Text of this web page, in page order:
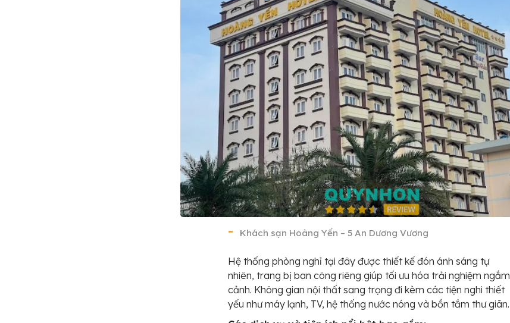
Khách sạn Hoàng Yến – 5 An Dương Vương
Hệ thống phòng nghỉ tại đây được thiết kế đón ánh sáng tự
nhiên, trang bị ban công riêng giúp tối ưu hóa trải nghiệm ngắm
cảnh. Không gian nội thất sang trọng đi kèm các tiện nghi thiết
yếu như máy lạnh, TV, hệ thống nước nóng và bồn tắm thư giãn.